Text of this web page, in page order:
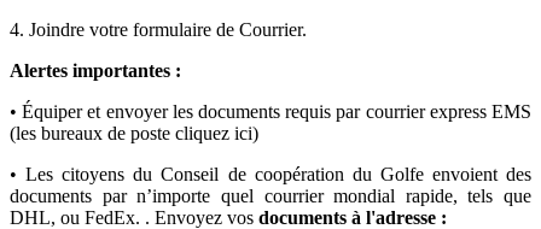
4. Joindre votre formulaire de Courrier.
Alertes importantes :
• Équiper et envoyer les documents requis par courrier express EMS
(les bureaux de poste cliquez ici)
• Les citoyens du Conseil de coopération du Golfe envoient des
documents par n’importe quel courrier mondial rapide, tels que
DHL, ou FedEx. . Envoyez vos documents à l'adresse :